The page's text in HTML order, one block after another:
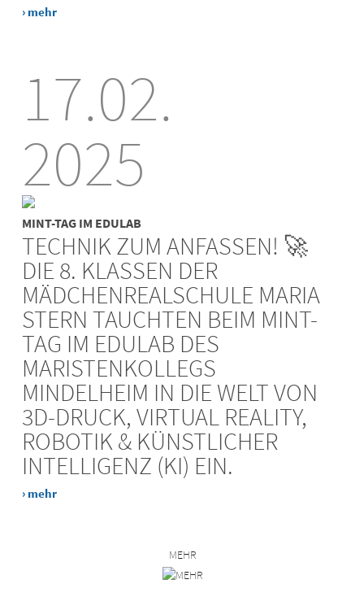
› mehr
17.02.
2025
MINT-TAG IM EDULAB
TECHNIK ZUM ANFASSEN! 🚀
DIE 8. KLASSEN DER
MÄDCHENREALSCHULE MARIA
STERN TAUCHTEN BEIM MINT-
TAG IM EDULAB DES
MARISTENKOLLEGS
MINDELHEIM IN DIE WELT VON
3D-DRUCK, VIRTUAL REALITY,
ROBOTIK & KÜNSTLICHER
INTELLIGENZ (KI) EIN.
› mehr
MEHR